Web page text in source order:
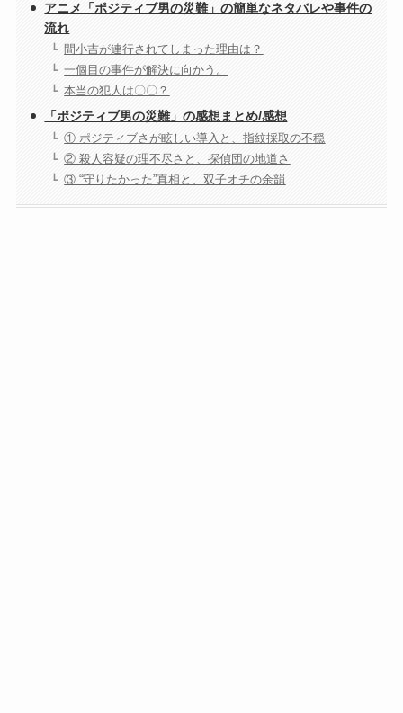
アニメ「ポジティブ男の災難」の簡単なネタバレや事件の
流れ
間小吉が連行されてしまった理由は？
一個目の事件が解決に向かう。
本当の犯人は〇〇？
「ポジティブ男の災難」の感想まとめ/感想
① ポジティブさが眩しい導入と、指紋採取の不穏
② 殺人容疑の理不尽さと、探偵団の地道さ
③ “守りたかった”真相と、双子オチの余韻